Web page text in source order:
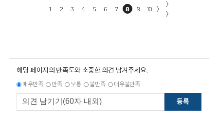
1 2 3 4 5 6 7 8 9 10 〉
〉
〉
해당 페이지의 만족도와 소중한 의견 남겨주세요.
매우만족 만족 보통 불만족 매우불만족
등록